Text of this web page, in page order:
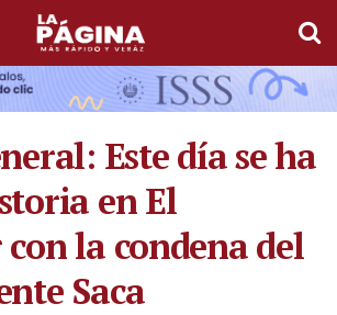
Este día se ha
en El
la condena del
Saca